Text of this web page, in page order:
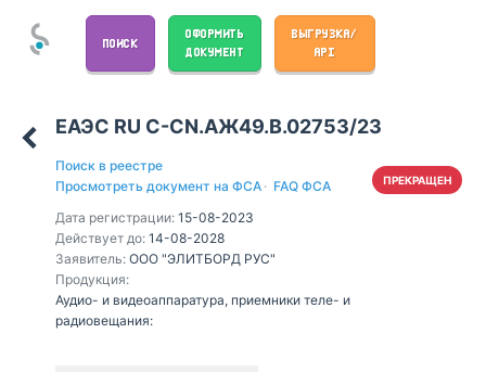
ПОИСК
ОФОРМИТЬ
ДОКУМЕНТ
ВЫГРУЗКА/
API
ЕАЭС RU С-CN.АЖ49.В.02753/23
Поиск в реестре
Просмотреть документ на ФСА · FAQ ФСА
Дата регистрации: 15-08-2023
Действует до: 14-08-2028
Заявитель: ООО "ЭЛИТБОРД РУС"
Продукция:
Аудио- и видеоаппаратура, приемники теле- и
радиовещания:
ПРЕКРАЩЕН